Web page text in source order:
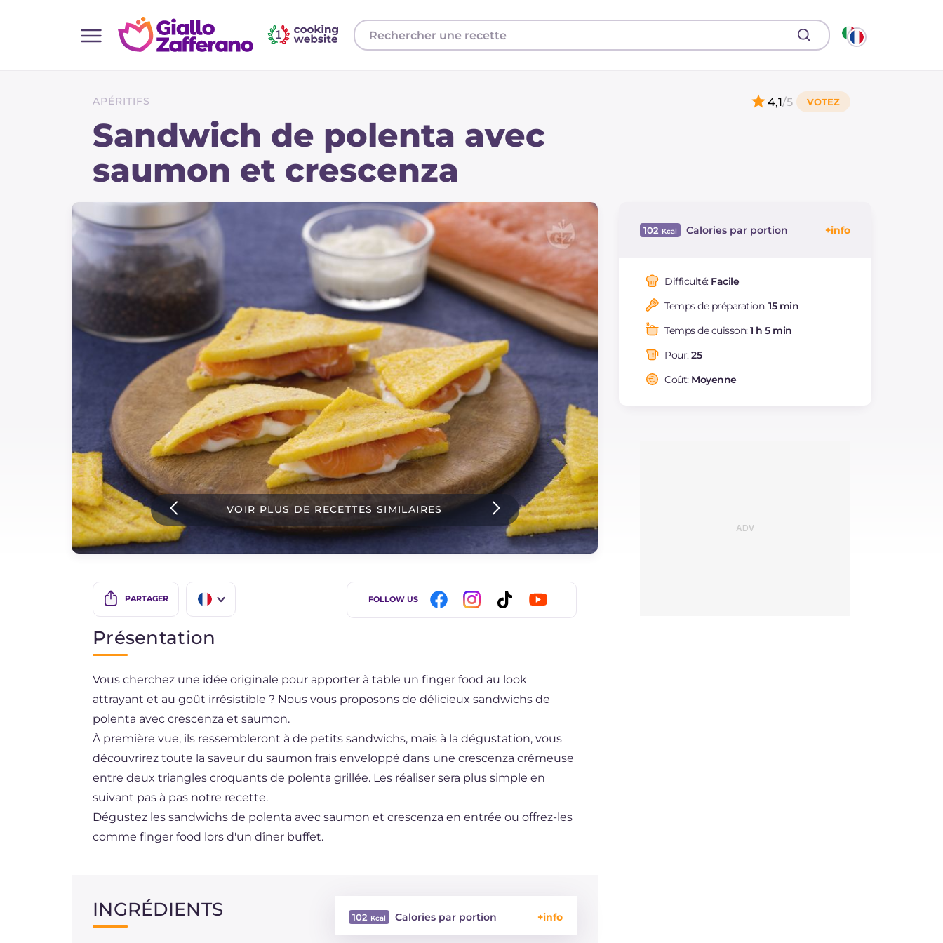
Toutes les recettes
Plats principaux
Accompagnement
Pizzas et focaccia
Gateaux et patisserie
Instagram
YouTube
APÉRITIFS
Sandwich de polenta avec
saumon et crescenza
4,1/5
VOIR PLUS DE RECETTES SIMILAIRES
PARTAGER
DE
BR
NL
FOLLOW US
102 Calories par portion
Dont sucres
Protéine g
Graisses
saturés
Fibre
Cholestérol
Difficulté: Facile
Temps de préparation:15 min
Temps de cuisson:1 h 5 min
Pour:25
Coût: Moyenne
Présentation
Vous cherchez une idée originale pour apporter à table un finger food au look
attrayant et au goût irrésistible ? Nous vous proposons de délicieux sandwichs de
polenta avec crescenza et saumon.
À première vue, ils ressembleront à de petits sandwichs, mais à la dégustation, vous
découvrirez toute la saveur du saumon frais enveloppé dans une crescenza crémeuse
entre deux triangles croquants de polenta grillée. Les réaliser sera plus simple en
suivant pas à pas notre recette.
Dégustez les sandwichs de polenta avec saumon et crescenza en entrée ou offrez-les
comme finger food lors d'un dîner buffet.
INGRÉDIENTS 102 Calories par portion